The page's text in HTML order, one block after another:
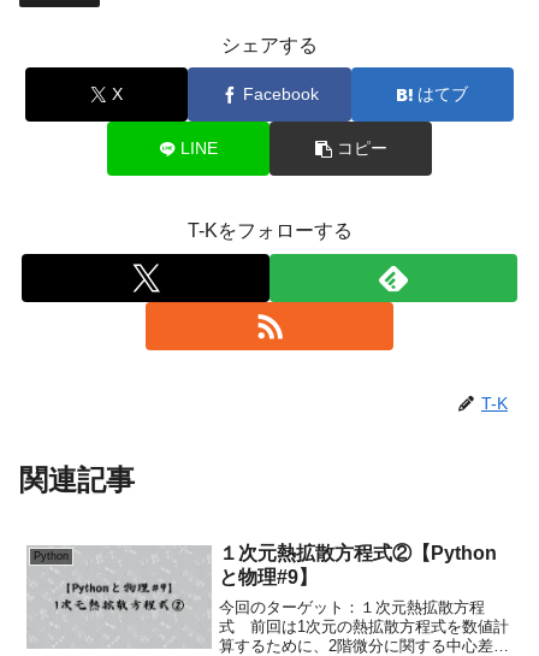
シェアする
X Facebook はてブ
LINE コピー
T-Kをフォローする
T-K
関連記事
Python
１次元熱拡散方程式②【Python
と物理#9】
今回のターゲット：１次元熱拡散方程
式 前回は1次元の熱拡散方程式を数値計
算するために、2階微分に関する中心差分